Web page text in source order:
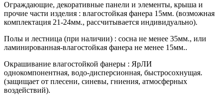
Ограждающие, декоративные панели и элементы, крыша и
прочие части изделия : влагостойкая фанера 15мм. (возможная
комплектация 21-24мм., рассчитывается индивидуально).
Полы и лестница (при наличии) : сосна не менее 35мм., или
ламинированная-влагостойкая фанера не менее 15мм..
Окрашивание влагостойкой фанеры : ЯрЛИ
однокомпонентная, водо-дисперсионная, быстросохнущая.
(защищает от плесени, синевы, гниения, атмосферных
воздействий).